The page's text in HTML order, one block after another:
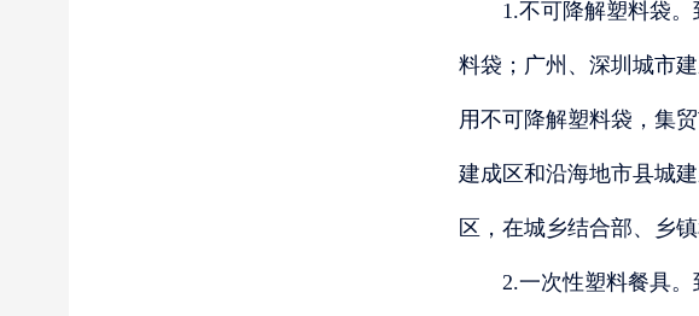
1.不可降解塑料袋。到
料袋；广州、深圳城市
用不可降解塑料袋，集
建成区和沿海地市县城
区，在城乡结合部、乡
2.一次性塑料餐具。到